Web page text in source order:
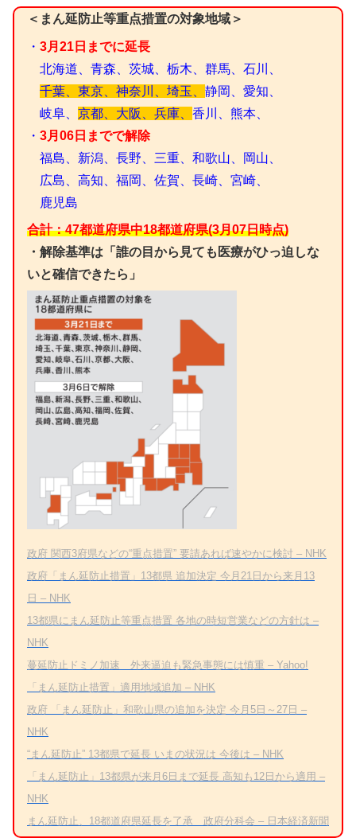
＜まん延防止等重点措置の対象地域＞
・ 3月21日までに延長
北海道、青森、 茨城、栃木、群馬、石川、
千葉、東京、神奈川、埼玉、 静岡、愛知、
岐阜、 京都、大阪、兵庫、 香川、熊本、
・ 3月06日までで解除
福島、新潟、長野、三重、和歌山、岡山、
広島、高知、福岡、佐賀、長崎、宮崎、
鹿児島
合計：47都道府県中18都道府県(3月07日時点)
・解除基準は「誰の目から見ても医療がひっ迫しな
いと確信できたら」
政府 関西3府県などの“重点措置” 要請あれば速やかに検討 – NHK
政府「まん延防止措置」13都県 追加決定 今月21日から来月13
日 – NHK
13都県にまん延防止等重点措置 各地の時短営業などの方針は –
NHK
蔓延防止ドミノ加速 外来逼迫も緊急事態には慎重 – Yahoo!
「まん延防止措置」適用地域追加 – NHK
政府 「まん延防止」和歌山県の追加を決定 今月5日～27日 –
NHK
“まん延防止” 13都県で延長 いまの状況は 今後は – NHK
「まん延防止」13都県が来月6日まで延長 高知も12日から適用 –
NHK
まん延防止、18都道府県延長を了承 政府分科会 – 日本経済新聞